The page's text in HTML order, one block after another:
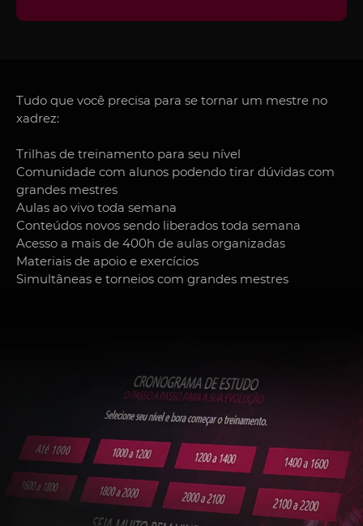
ENTRAR PARA LISTA DE ESPERA AGORA!
Seus dados estão seguros com a gente!
Tudo que você precisa para se tornar um mestre no
xadrez:
Trilhas de treinamento para seu nível
Comunidade com alunos podendo tirar dúvidas com
grandes mestres
Aulas ao vivo toda semana
Conteúdos novos sendo liberados toda semana
Acesso a mais de 400h de aulas organizadas
Materiais de apoio e exercícios
Simultâneas e torneios com grandes mestres